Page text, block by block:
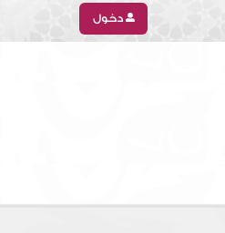
دخول